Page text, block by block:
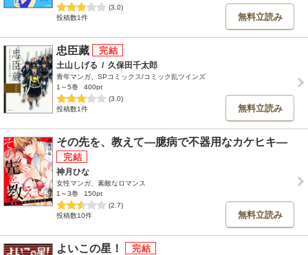
(3.0)
投稿数1件
無料立読み
忠臣藏
土山しげる / 久保田千太郎
青年マンガ、SPコミックス/コミック乱ツインズ
1～5巻
400pt
(3.0)
投稿数1件
無料立読み
その先を、教えて―臆病で不器用なカケヒキ―
神月ひな
女性マンガ、素敵なロマンス
1～3巻
150pt
(2.7)
投稿数10件
無料立読み
よいこの星！